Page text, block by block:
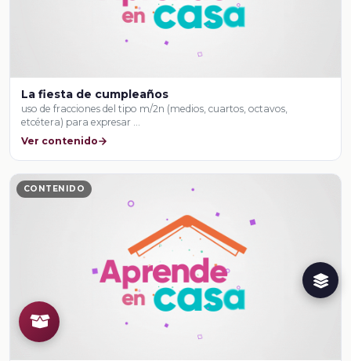
La fiesta de cumpleaños
uso de fracciones del tipo m/2n (medios, cuartos, octavos,
etcétera) para expresar …
Ver contenido
CONTENIDO